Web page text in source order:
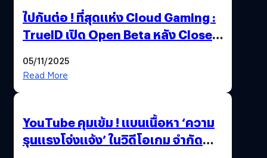
ไปกันต่อ ! ที่สุดแห่ง Cloud Gaming :
TrueID เปิด Open Beta หลัง Close
Thailand Game Show 2025 ทะลุ 15
05/11/2025
Read More
YouTube คุมเข้ม ! แบนเนื้อหา ‘ความ
รุนแรงโจ่งแจ้ง’ ในวิดีโอเกม จำกัด